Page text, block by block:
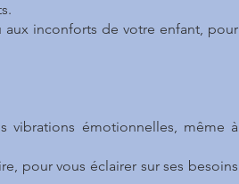
inconforts de votre enfant, pour
vibrations émotionnelles, même à
pour vous éclairer sur ses besoins